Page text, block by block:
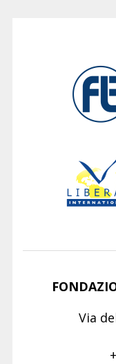
Via